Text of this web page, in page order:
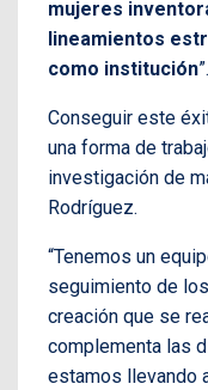
mujeres
lineamientos
como institución”.
Conseguir este
una forma de
investigación de
Rodríguez.
“Tenemos un
seguimiento de
creación que se
complementa las
estamos llevando